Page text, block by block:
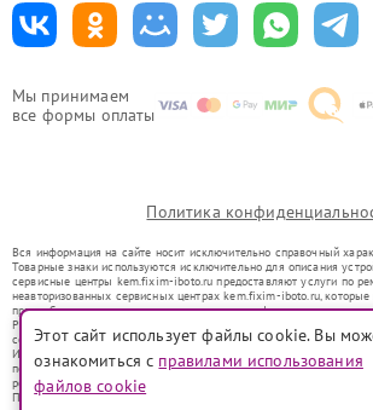
Мы принимаем
все формы оплаты
Политика
Вся информация на сайте носит исключительно справочный
Товарные знаки используются исключительно для описания
сервисные центры kem.fixim-iboto.ru предоставляют услуги по
неавторизованных сервисных центрах kem.fixim-iboto.ru,
правообладателями товарных знаков или их официальными
Ремонт осуществляется для устройств, уже введенных в
со статьей 1487 ГК РФ.
Использование товарных знаков не преследует цели
потребителей в заблуждение, а служит для информирования о
ремонту техники указанных брендов.
Представленная на сайте информация не является публичной
Этот сайт использует файлы cookie. Вы
ознакомиться с правилами использования
файлов cookie